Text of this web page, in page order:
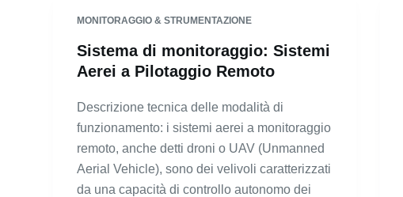
MONITORAGGIO & STRUMENTAZIONE
Sistema di monitoraggio: Sistemi
Aerei a Pilotaggio Remoto
Descrizione tecnica delle modalità di
funzionamento: i sistemi aerei a monitoraggio
remoto, anche detti droni o UAV (Unmanned
Aerial Vehicle), sono dei velivoli caratterizzati
da una capacità di controllo autonomo dei